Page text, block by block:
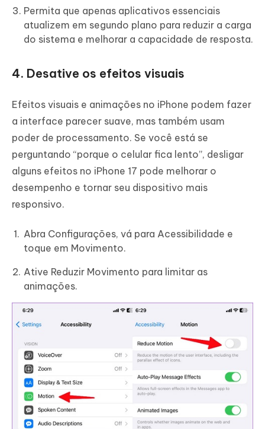
Permita que apenas aplicativos essenciais
atualizem em segundo plano para reduzir a carga
do sistema e melhorar a capacidade de resposta.
4. Desative os efeitos visuais
Efeitos visuais e animações no iPhone podem fazer
a interface parecer suave, mas também usam
poder de processamento. Se você está se
perguntando “porque o celular fica lento”, desligar
alguns efeitos no iPhone 17 pode melhorar o
desempenho e tornar seu dispositivo mais
responsivo.
Abra Configurações, vá para Acessibilidade e
toque em Movimento.
Ative Reduzir Movimento para limitar as
animações.